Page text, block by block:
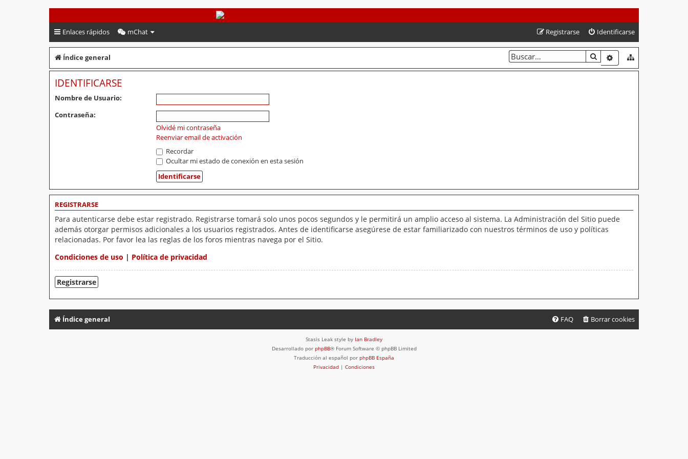
PeruVoley.com
Enlaces rápidos mChat Identificarse
Registrarse
Índice general BUSCARBÚSQUEDA
IDENTIFICARSE
Nombre de Usuario:
Contraseña:
Olvidé mi contraseña
Reenviar email de activación
Recordar
Ocultar mi estado de conexión en esta sesión
REGISTRARSE
Para autenticarse debe estar registrado. Registrarse tomará solo unos pocos segundos y le permitirá un amplio acceso al sistema. La Administración del Sitio puede
además otorgar permisos adicionales a los usuarios registrados. Antes de identificarse asegúrese de estar familiarizado con nuestros términos de uso y políticas
relacionadas. Por favor lea las reglas de los foros mientras navega por el Sitio.
Condiciones de uso | Política de privacidad
Registrarse
Índice general Borrar cookies
FAQ
Stasis Leak style by Ian Bradley
Desarrollado por phpBB® Forum Software © phpBB Limited
Traducción al español por phpBB España
Privacidad | Condiciones